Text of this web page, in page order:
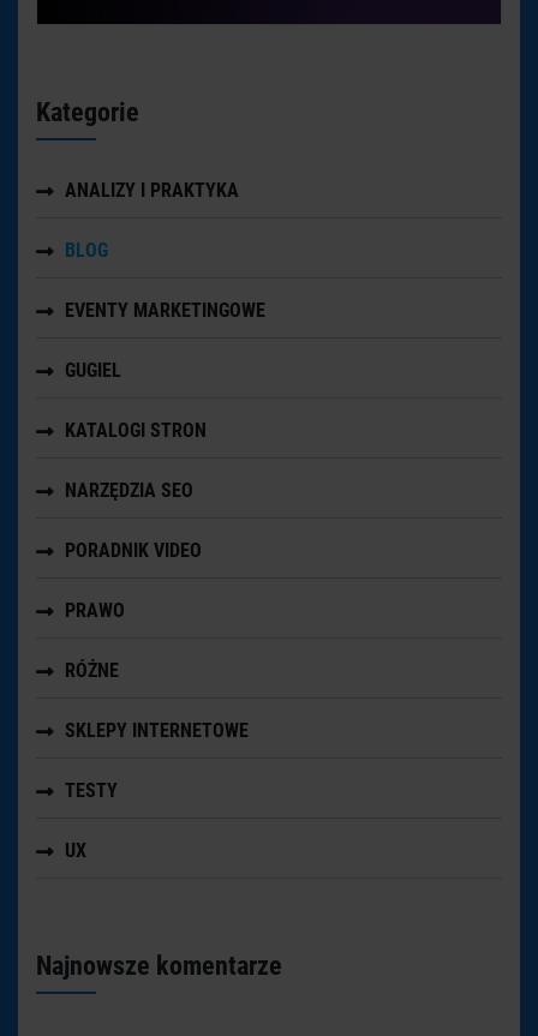
Kategorie
ANALIZY I PRAKTYKA
BLOG
EVENTY MARKETINGOWE
GUGIEL
KATALOGI STRON
NARZĘDZIA SEO
PORADNIK VIDEO
PRAWO
RÓŻNE
SKLEPY INTERNETOWE
TESTY
UX
Najnowsze komentarze